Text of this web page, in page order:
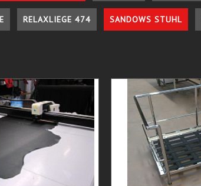
RELAXLIEGE 474 SANDOWS STUHL